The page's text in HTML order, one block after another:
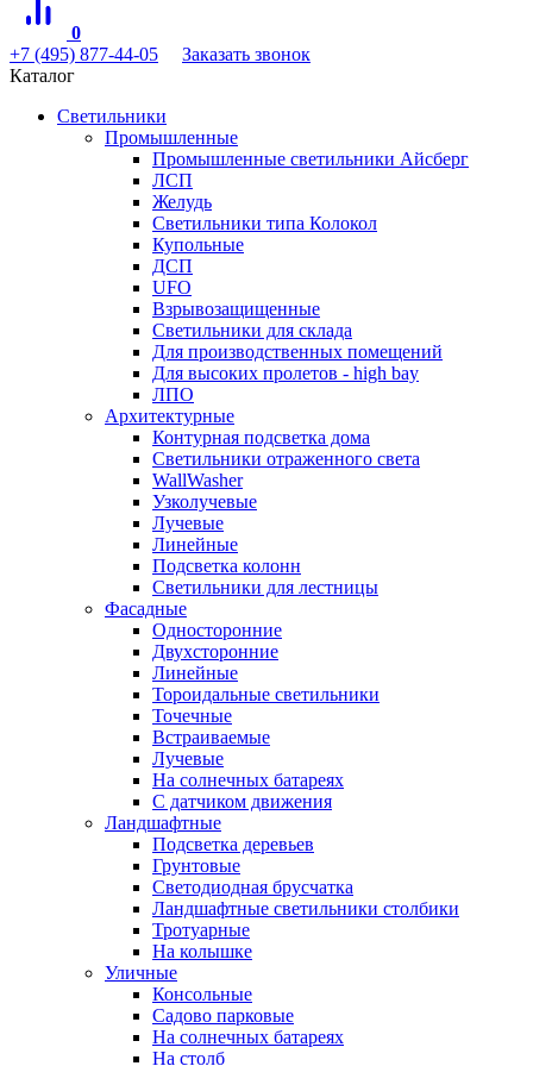
0
+7 (495) 877-44-05
Заказать звонок
Каталог
Светильники
Промышленные
Промышленные светильники Айсберг
ЛСП
Желудь
Светильники типа Колокол
Купольные
ДСП
UFO
Взрывозащищенные
Светильники для склада
Для производственных помещений
Для высоких пролетов - high bay
ЛПО
Архитектурные
Контурная подсветка дома
Светильники отраженного света
WallWasher
Узколучевые
Лучевые
Линейные
Подсветка колонн
Светильники для лестницы
Фасадные
Односторонние
Двухсторонние
Линейные
Тороидальные светильники
Точечные
Встраиваемые
Лучевые
На солнечных батареях
С датчиком движения
Ландшафтные
Подсветка деревьев
Грунтовые
Светодиодная брусчатка
Ландшафтные светильники столбики
Тротуарные
На колышке
Уличные
Консольные
Садово парковые
На солнечных батареях
На столб